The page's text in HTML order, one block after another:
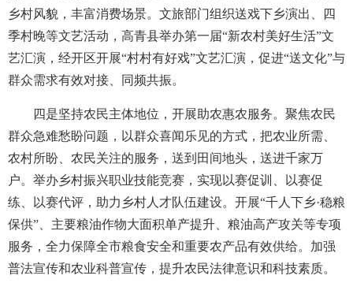
乡村风貌，丰富消费场景。文旅部门组织送戏下乡演出、四
季村晚等文艺活动，高青县举办第一届“新农村美好生活”文
艺汇演，经开区开展“村村有好戏”文艺汇演，促进“送文化”与
群众需求有效对接、同频共振。
四是坚持农民主体地位，开展助农惠农服务。聚焦农民
群众急难愁盼问题，以群众喜闻乐见的方式，把农业所需、
农村所盼、农民关注的服务，送到田间地头，送进千家万
户。举办乡村振兴职业技能竞赛，实现以赛促训、以赛促
练、以赛代评，助力乡村人才队伍建设。开展“千人下乡·稳粮
保供”、主要粮油作物大面积单产提升、粮油高产攻关等专项
服务，全力保障全市粮食安全和重要农产品有效供给。加强
普法宣传和农业科普宣传，提升农民法律意识和科技素质。